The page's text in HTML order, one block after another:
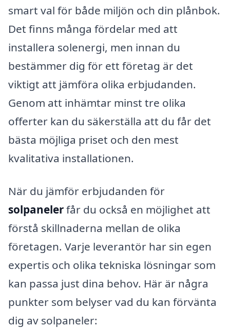
smart val för både miljön och din plånbok.
Det finns många fördelar med att
installera solenergi, men innan du
bestämmer dig för ett företag är det
viktigt att jämföra olika erbjudanden.
Genom att inhämtar minst tre olika
offerter kan du säkerställa att du får det
bästa möjliga priset och den mest
kvalitativa installationen.
När du jämför erbjudanden för
solpanelerfår du också en möjlighet att
förstå skillnaderna mellan de olika
företagen. Varje leverantör har sin egen
expertis och olika tekniska lösningar som
kan passa just dina behov. Här är några
punkter som belyser vad du kan förvänta
dig av solpaneler: